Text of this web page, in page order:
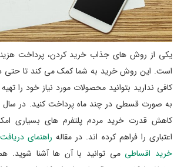
یکی از روش های جذاب خرید کردن، پرداخت
است. این روش خرید به شما کمک می کند تا حتی
کافی ندارید بتوانید محصولات مورد نیاز خود را
به صورت قسطی در چند ماه پرداخت کنید. در سال
کاهش قدرت خرید مردم پلتفرم های بسیاری
اعتباری را فراهم کرده اند. در مقاله راهنمای
خرید اقساطی می توانید با آن ها آشنا شوید.